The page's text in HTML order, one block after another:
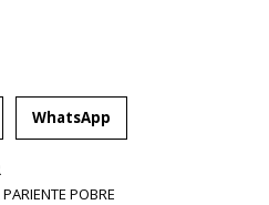
WhatsApp
POBRE